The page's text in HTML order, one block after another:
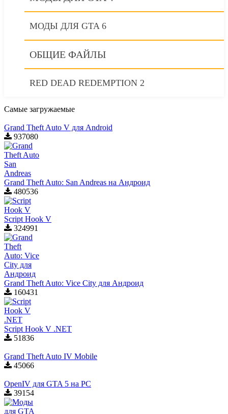
МОДЫ ДЛЯ GTA 6
ОБЩИЕ ФАЙЛЫ
RED DEAD REDEMPTION 2
Самые загружаемые
Grand Theft Auto V для Android
937080
Grand Theft Auto: San Andreas на Андроид
480536
Script Hook V
324991
Grand Theft Auto: Vice City для Aндроид
160431
Script Hook V .NET
51836
Grand Theft Auto IV Mobile
45066
OpenIV для GTA 5 на PC
39154